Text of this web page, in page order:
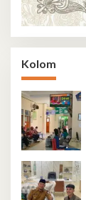
Kolom